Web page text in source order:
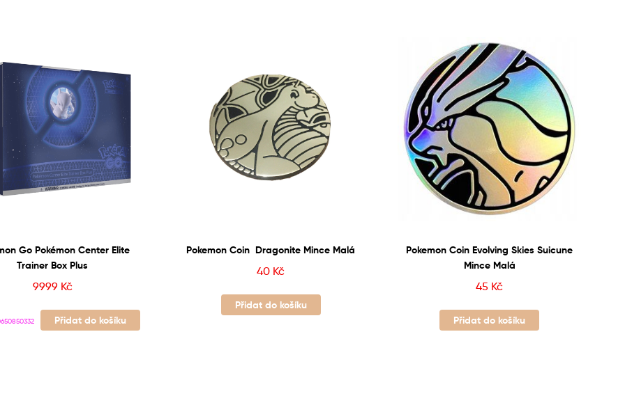
Go Pokémon Center Elite
Trainer Box Plus
9999 Kč
Přidat do košíku
Pokemon Coin Dragonite Mince Malá
40 Kč
Přidat do košíku
Pokemon Coin Evolving Skies Suicune
Mince Malá
45 Kč
Přidat do košíku